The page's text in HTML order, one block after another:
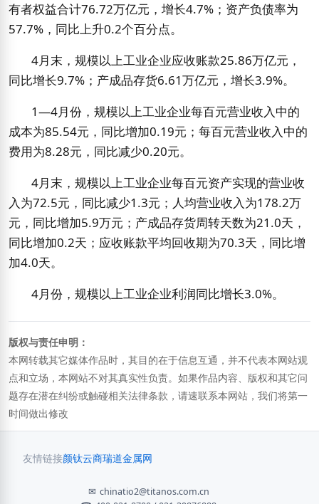
有者权益合计76.72万亿元，增长4.7% ；资产负债率为
57.7% ，同比上升0.2个百分点。
4月末，规模以上工业企业应收账款25.86万亿元，
同比增长9.7% ；产成品存货6.61万亿元，增长3.9%。
1—4月份，规模以上工业企业每百元营业收入中的
成本为85.54元，同比增加0.19元；每百元营业收入中的
费用为8.28元，同比减少0.20元。
4月末，规模以上工业企业每百元资产实现的营业收
入为72.5元，同比减少1.3元；人均营业收入为178.2万
元，同比增加5.9万元；产成品存货周转天数为21.0天，
同比增加0.2天；应收账款平均回收期为70.3天，同比增
加4.0天。
4月份，规模以上工业企业利润同比增长3.0%。
版权与责任申明：
本网转载其它媒体作品时，其目的在于信息互通，并不代表本网站观
点和立场，本网站不对其真实性负责。如果作品内容、版权和其它问
题存在潜在纠纷或触碰相关法律条款，请速联系本网站，我们将第一
时间做出修改
友情链接颜钛云商瑞道金属网
✉ chinatio2@titanos.com.cn